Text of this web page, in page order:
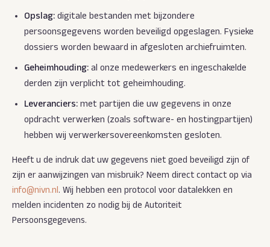
Opslag: digitale bestanden met bijzondere
persoonsgegevens worden beveiligd opgeslagen. Fysieke
dossiers worden bewaard in afgesloten archiefruimten.
Geheimhouding: al onze medewerkers en ingeschakelde
derden zijn verplicht tot geheimhouding.
Leveranciers: met partijen die uw gegevens in onze
opdracht verwerken (zoals software- en hostingpartijen)
hebben wij verwerkersovereenkomsten gesloten.
Heeft u de indruk dat uw gegevens niet goed beveiligd zijn of
zijn er aanwijzingen van misbruik? Neem direct contact op via
info@nivn.nl. Wij hebben een protocol voor datalekken en
melden incidenten zo nodig bij de Autoriteit
Persoonsgegevens.